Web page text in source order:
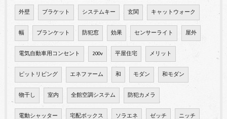
外壁 ブラケット システムキー 玄関 キャットウォーク
幅 ブランケット 防犯窓 効果 センサーライト 屋外
電気自動車用コンセント 200v 平屋住宅 メリット
ピットリビング エネファーム 和 モダン 和モダン
物干し 室内 全館空調システム 防犯カメラ
電動シャッター 宅配ボックス ソラエネ ゼッチ ニッチ